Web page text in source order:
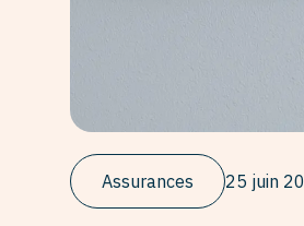
Assurances 25 juin